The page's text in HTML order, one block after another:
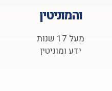
והמוניטין
מעל 17 שנות
ידע ומוניטין